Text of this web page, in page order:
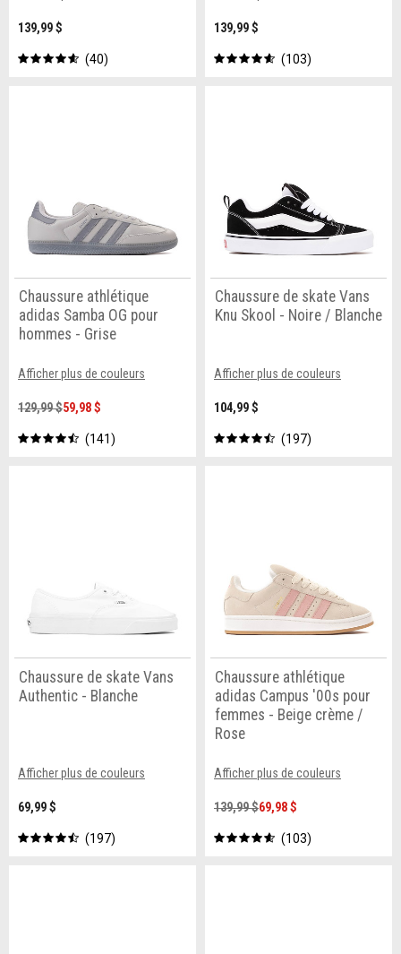
139,99 $
40
139,99 $
103
Chaussure athlétique
adidas Samba OG pour
hommes - Grise
Afficher plus de couleurs
129,99 $59,98 $
141
Chaussure de skate Vans
Knu Skool - Noire / Blanche
Afficher plus de couleurs
104,99 $
197
Chaussure de skate Vans
Authentic - Blanche
Afficher plus de couleurs
69,99 $
197
Chaussure athlétique
adidas Campus '00s pour
femmes - Beige crème /
Rose
Afficher plus de couleurs
139,99 $69,98 $
103